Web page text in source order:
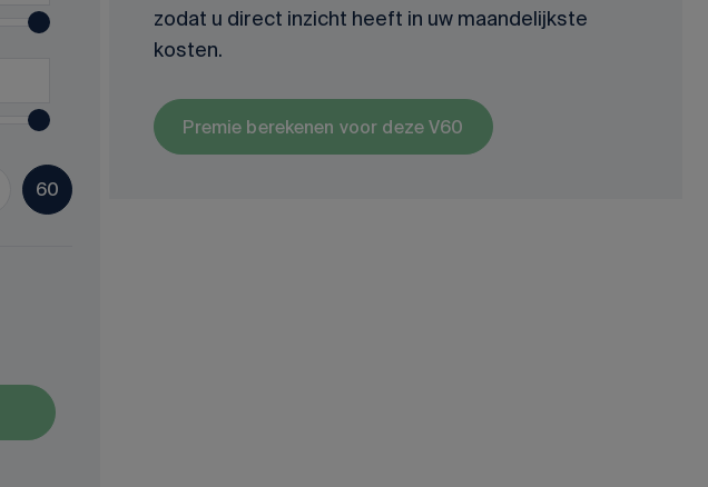
60
zodat u direct inzicht heeft in uw maandelijkste
kosten.
Premie berekenen voor deze V60